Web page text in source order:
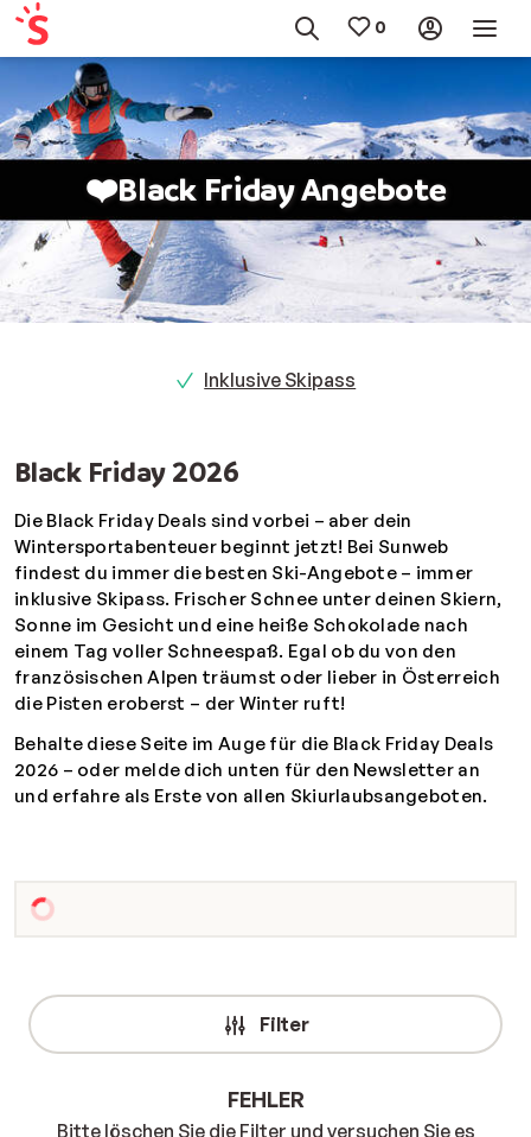
❤️Black Friday Angebote
Inklusive Skipass
Black Friday 2026
Die Black Friday Deals sind vorbei – aber dein
Wintersportabenteuer beginnt jetzt! Bei Sunweb
findest du immer die besten Ski-Angebote – immer
inklusive Skipass. Frischer Schnee unter deinen Skiern,
Sonne im Gesicht und eine heiße Schokolade nach
einem Tag voller Schneespaß. Egal ob du von den
französischen Alpen träumst oder lieber in Österreich
die Pisten eroberst – der Winter ruft!
Behalte diese Seite im Auge für die Black Friday Deals
2026 – oder melde dich unten für den Newsletter an
und erfahre als Erste von allen Skiurlaubsangeboten.
Filter
FEHLER
Bitte löschen Sie die Filter und versuchen Sie es